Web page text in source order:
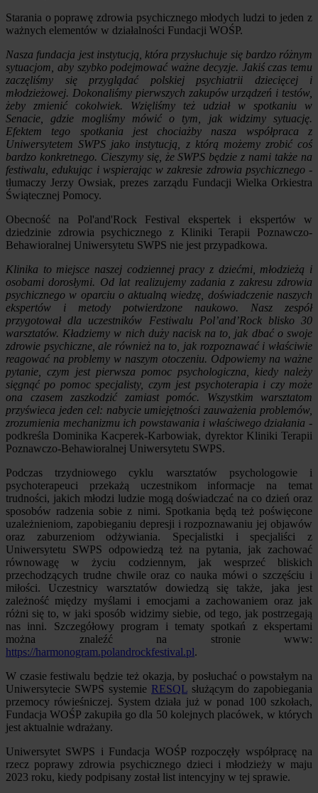
Starania o poprawę zdrowia psychicznego młodych ludzi to jeden z
ważnych elementów w działalności Fundacji WOŚP.
Nasza fundacja jest instytucją, która przysłuchuje się bardzo różnym
sytuacjom, aby szybko podejmować ważne decyzje. Jakiś czas temu
zaczęliśmy się przyglądać polskiej psychiatrii dziecięcej i
młodzieżowej. Dokonaliśmy pierwszych zakupów urządzeń i testów,
żeby zmienić cokolwiek. Wzięliśmy też udział w spotkaniu w
Senacie, gdzie mogliśmy mówić o tym, jak widzimy sytuację.
Efektem tego spotkania jest chociażby nasza współpraca z
Uniwersytetem SWPS jako instytucją, z którą możemy zrobić coś
bardzo konkretnego. Cieszymy się, że SWPS będzie z nami także na
festiwalu, edukując i wspierając w zakresie zdrowia psychicznego-
tłumaczy Jerzy Owsiak, prezes zarządu Fundacji Wielka Orkiestra
Świątecznej Pomocy.
Obecność na Pol'and'Rock Festival ekspertek i ekspertów w
dziedzinie zdrowia psychicznego z Kliniki Terapii Poznawczo-
Behawioralnej Uniwersytetu SWPS nie jest przypadkowa.
Klinika to miejsce naszej codziennej pracy z dziećmi, młodzieżą i
osobami dorosłymi. Od lat realizujemy zadania z zakresu zdrowia
psychicznego w oparciu o aktualną wiedzę, doświadczenie naszych
ekspertów i metody potwierdzone naukowo. Nasz zespół
przygotował dla uczestników Festiwalu Pol’and’Rock blisko 30
warsztatów. Kładziemy w nich duży nacisk na to, jak dbać o swoje
zdrowie psychiczne, ale również na to, jak rozpoznawać i właściwie
reagować na problemy w naszym otoczeniu. Odpowiemy na ważne
pytanie, czym jest pierwsza pomoc psychologiczna, kiedy należy
sięgnąć po pomoc specjalisty, czym jest psychoterapia i czy może
ona czasem zaszkodzić zamiast pomóc. Wszystkim warsztatom
przyświeca jeden cel: nabycie umiejętności zauważenia problemów,
zrozumienia mechanizmu ich powstawania i właściwego działania -
podkreśla Dominika Kacperek-Karbowiak, dyrektor Kliniki Terapii
Poznawczo-Behawioralnej Uniwersytetu SWPS.
Podczas trzydniowego cyklu warsztatów psychologowie i
psychoterapeuci przekażą uczestnikom informacje na temat
trudności, jakich młodzi ludzie mogą doświadczać na co dzień oraz
sposobów radzenia sobie z nimi. Spotkania będą też poświęcone
uzależnieniom, zapobieganiu depresji i rozpoznawaniu jej objawów
oraz zaburzeniom odżywiania. Specjalistki i specjaliści z
Uniwersytetu SWPS odpowiedzą też na pytania, jak zachować
równowagę w życiu codziennym, jak wesprzeć bliskich
przechodzących trudne chwile oraz co nauka mówi o szczęściu i
miłości. Uczestnicy warsztatów dowiedzą się także, jaka jest
zależność między myślami i emocjami a zachowaniem oraz jak
różni się to, w jaki sposób widzimy siebie, od tego, jak postrzegają
nas inni. Szczegółowy program i tematy spotkań z ekspertami
można znaleźć na stronie www:
https://harmonogram.polandrockfestival.pl.
W czasie festiwalu będzie też okazja, by posłuchać o powstałym na
Uniwersytecie SWPS systemie RESQL służącym do zapobiegania
przemocy rówieśniczej. System działa już w ponad 100 szkołach,
Fundacja WOŚP zakupiła go dla 50 kolejnych placówek, w których
jest aktualnie wdrażany.
Uniwersytet SWPS i Fundacja WOŚP rozpoczęły współpracę na
rzecz poprawy zdrowia psychicznego dzieci i młodzieży w maju
2023 roku, kiedy podpisany został list intencyjny w tej sprawie.